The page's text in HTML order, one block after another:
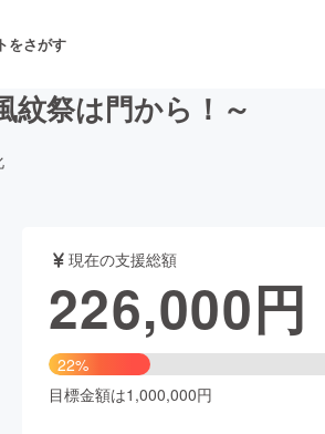
をさがす
フォーマンス
飲食店 ファッション
画
紋祭は門から！～
現在の支援総額
226,000円
22%
目標金額は1,000,000円